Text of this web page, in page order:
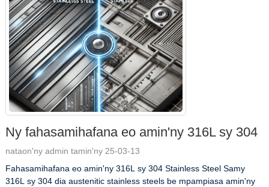
Ny fahasamihafana eo amin'ny 316L sy 304
nataon'ny admin tamin'ny 25-03-13
Fahasamihafana eo amin'ny 316L sy 304 Stainless Steel Samy
316L sy 304 dia austenitic stainless steels be mpampiasa amin'ny